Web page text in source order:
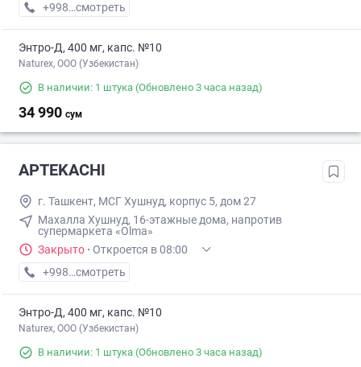
+998 (77) XXX-XX-XX
смотреть
Энтро-Д, 400 мг, капс. №10
Naturex, OOO (Узбекистан)
В наличии: 1 штука (Обновлено 3 часа назад)
34 990 сум
APTEKACHI
г. Ташкент, МСГ Хушнуд, корпус 5, дом 27
Махалла Хушнуд, 16-этажные дома, напротив
супермаркета «Olma»
Закрыто · Откроется в 08:00
+998 (70) XXX-XX-XX
смотреть
Энтро-Д, 400 мг, капс. №10
Naturex, OOO (Узбекистан)
В наличии: 1 штука (Обновлено 3 часа назад)